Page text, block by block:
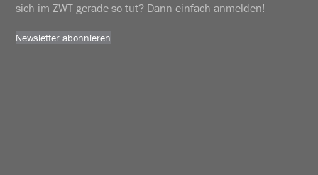
sich im ZWT gerade so tut? Dann einfach anmelden!
Newsletter abonnieren